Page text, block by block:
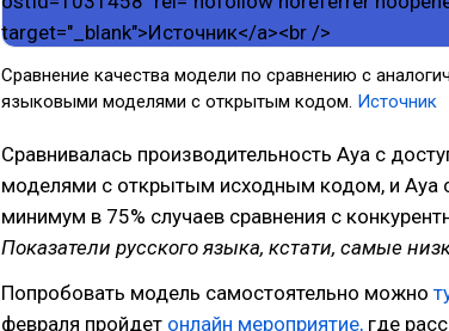
Сравнение качества модели по сравнению с
языковыми моделями с открытым кодом. Источник
Сравнивалась производительность Aya с
моделями с открытым исходным кодом, и Aya
минимум в 75% случаев сравнения с
Показатели русского языка, кстати, самые
Попробовать модель самостоятельно можно
февраля пройдет онлайн мероприятие, где